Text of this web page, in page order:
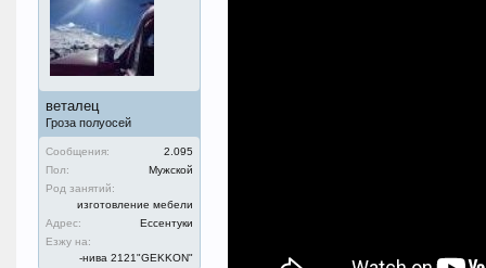
веталец
Гроза полуосей
Сообщения:
2.095
Пол:
Мужской
Род занятий:
изготовление мебели
Адрес:
Ессентуки
Езжу на:
-нива 2121"GEKKON"